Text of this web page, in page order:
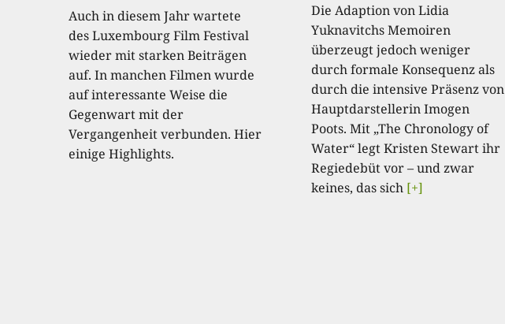
Auch in diesem Jahr wartete
des Luxembourg Film Festival
wieder mit starken Beiträgen
auf. In manchen Filmen wurde
auf interessante Weise die
Gegenwart mit der
Vergangenheit verbunden. Hier
einige Highlights.
Die Adaption von Lidia
Yuknavitchs Memoiren
überzeugt jedoch weniger
durch formale Konsequenz als
durch die intensive Präsenz von
Hauptdarstellerin Imogen
Poots. Mit „The Chronology of
Water“ legt Kristen Stewart ihr
Regiedebüt vor – und zwar
keines, das sich [+]